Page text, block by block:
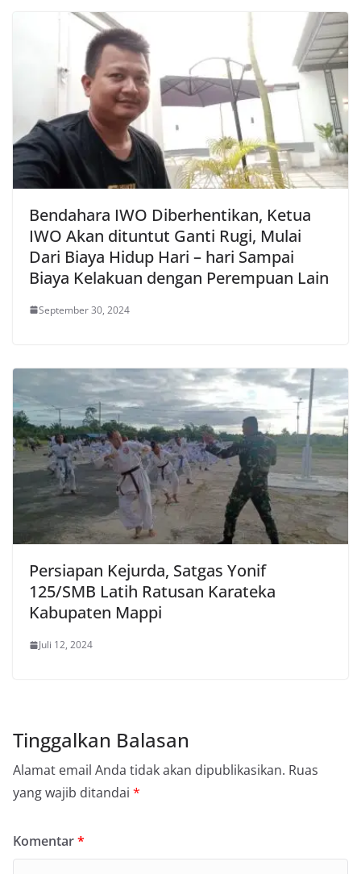
Bendahara IWO Diberhentikan, Ketua
IWO Akan dituntut Ganti Rugi, Mulai
Dari Biaya Hidup Hari – hari Sampai
Biaya Kelakuan dengan Perempuan Lain
September 30, 2024
Persiapan Kejurda, Satgas Yonif
125/SMB Latih Ratusan Karateka
Kabupaten Mappi
Juli 12, 2024
Tinggalkan Balasan
Alamat email Anda tidak akan dipublikasikan. Ruas
yang wajib ditandai *
Komentar*